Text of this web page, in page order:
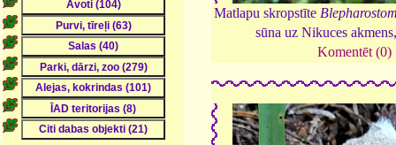
Matlapu skropstīte
sūna uz Nikuces
Komentēt (0)